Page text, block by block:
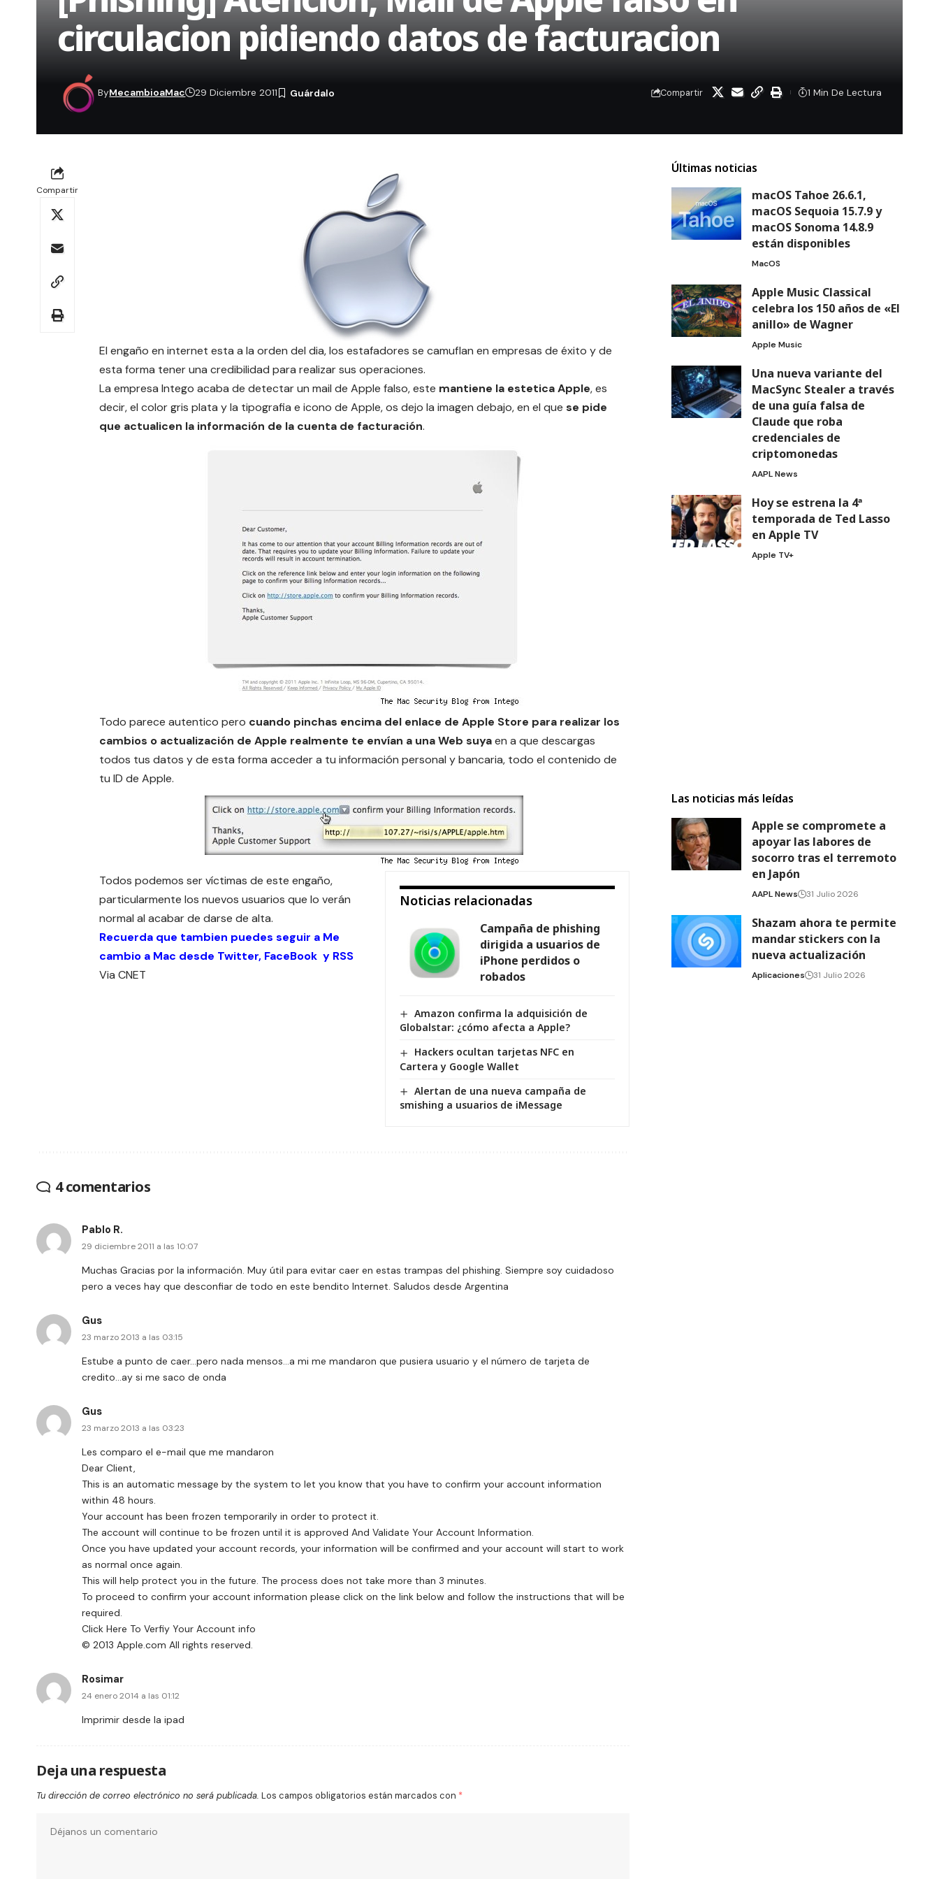
circulacion pidiendo datos de facturacion
ByMecambioaMac 29 Diciembre 2011 Compartir 1 Min De Lectura
Compartir
El engaño en internet esta a la orden del dia, los estafadores se camuflan en empresas de éxito y de
esta forma tener una credibilidad para realizar sus operaciones.
La empresa Intego acaba de detectar un mail de Apple falso, este mantiene la estetica Apple, es
decir, el color gris plata y la tipografia e icono de Apple, os dejo la imagen debajo, en el que se pide
que actualicen la información de la cuenta de facturación.
Todo parece autentico pero cuando pinchas encima del enlace de Apple Store para realizar los
cambios o actualización de Apple realmente te envían a una Web suyaen a que descargas
todos tus datos y de esta forma acceder a tu información personal y bancaria, todo el contenido de
tu ID de Apple.
Noticias relacionadas
Campaña de phishing
dirigida a usuarios de
iPhone perdidos o
robados
Amazon confirma la adquisición de
Globalstar: ¿cómo afecta a Apple?
Hackers ocultan tarjetas NFC en
Cartera y Google Wallet
Alertan de una nueva campaña de
smishing a usuarios de iMessage
Todos podemos ser víctimas de este engaño,
particularmente los nuevos usuarios que lo verán
normal al acabar de darse de alta.
Recuerda que tambien puedes seguir a Me
cambio a Mac desde Twitter, FaceBook y RSS
Via CNET
4 comentarios
Pablo R.
29 diciembre 2011 a las 10:07
Muchas Gracias por la información. Muy útil para evitar caer en estas trampas del phishing. Siempre soy cuidadoso
pero a veces hay que desconfiar de todo en este bendito Internet. Saludos desde Argentina
Gus
23 marzo 2013 a las 03:15
Estube a punto de caer…pero nada mensos…a mi me mandaron que pusiera usuario y el número de tarjeta de
credito…ay si me saco de onda
Gus
23 marzo 2013 a las 03:23
Les comparo el e-mail que me mandaron
Dear Client,
This is an automatic message by the system to let you know that you have to confirm your account information
within 48 hours.
Your account has been frozen temporarily in order to protect it.
The account will continue to be frozen until it is approved And Validate Your Account Information.
Once you have updated your account records, your information will be confirmed and your account will start to work
as normal once again.
This will help protect you in the future. The process does not take more than 3 minutes.
To proceed to confirm your account information please click on the link below and follow the instructions that will be
required.
Click Here To Verfiy Your Account info
© 2013 Apple.com All rights reserved.
Rosimar
24 enero 2014 a las 01:12
Imprimir desde la ipad
Deja una respuesta
Tu dirección de correo electrónico no será publicada. Los campos obligatorios están marcados con *
Últimas noticias
macOS Tahoe 26.6.1,
macOS Sequoia 15.7.9 y
macOS Sonoma 14.8.9
están disponibles
MacOS
Apple Music Classical
celebra los 150 años de «El
anillo» de Wagner
Apple Music
Una nueva variante del
MacSync Stealer a través
de una guía falsa de
Claude que roba
credenciales de
criptomonedas
AAPL News
Hoy se estrena la 4ª
temporada de Ted Lasso
en Apple TV
Apple TV+
Las noticias más leídas
Apple se compromete a
apoyar las labores de
socorro tras el terremoto
en Japón
AAPL News 31 Julio 2026
Shazam ahora te permite
mandar stickers con la
nueva actualización
Aplicaciones 31 Julio 2026